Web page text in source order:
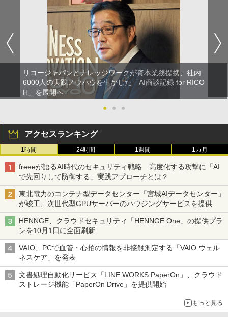
リコージャパンとナレッジワークが資本業務提携、社内
6000人の実践ノウハウを生かした「AI商談記録 for RICO
H」を展開へ
●
● ●
アクセスランキング
1時間 24時間 1週間 1カ月
freeeが語るAI時代のセキュリティ戦略 高度化する攻撃に「AI
で先回りして防御する」実践アプローチとは？
東北電力のコンテナ型データセンター「宮城AIデータセンター」
が竣工、次世代型GPUサーバーのハウジングサービスを提供
HENNGE、クラウドセキュリティ「HENNGE One」の提供プラ
ンを10月1日に全面刷新
VAIO、PCで血管・心拍の情報を非接触測定する「VAIO ウェル
ネスケア」を発表
文書処理自動化サービス「LINE WORKS PaperOn」、クラウド
ストレージ機能「PaperOn Drive」を提供開始
もっと見る